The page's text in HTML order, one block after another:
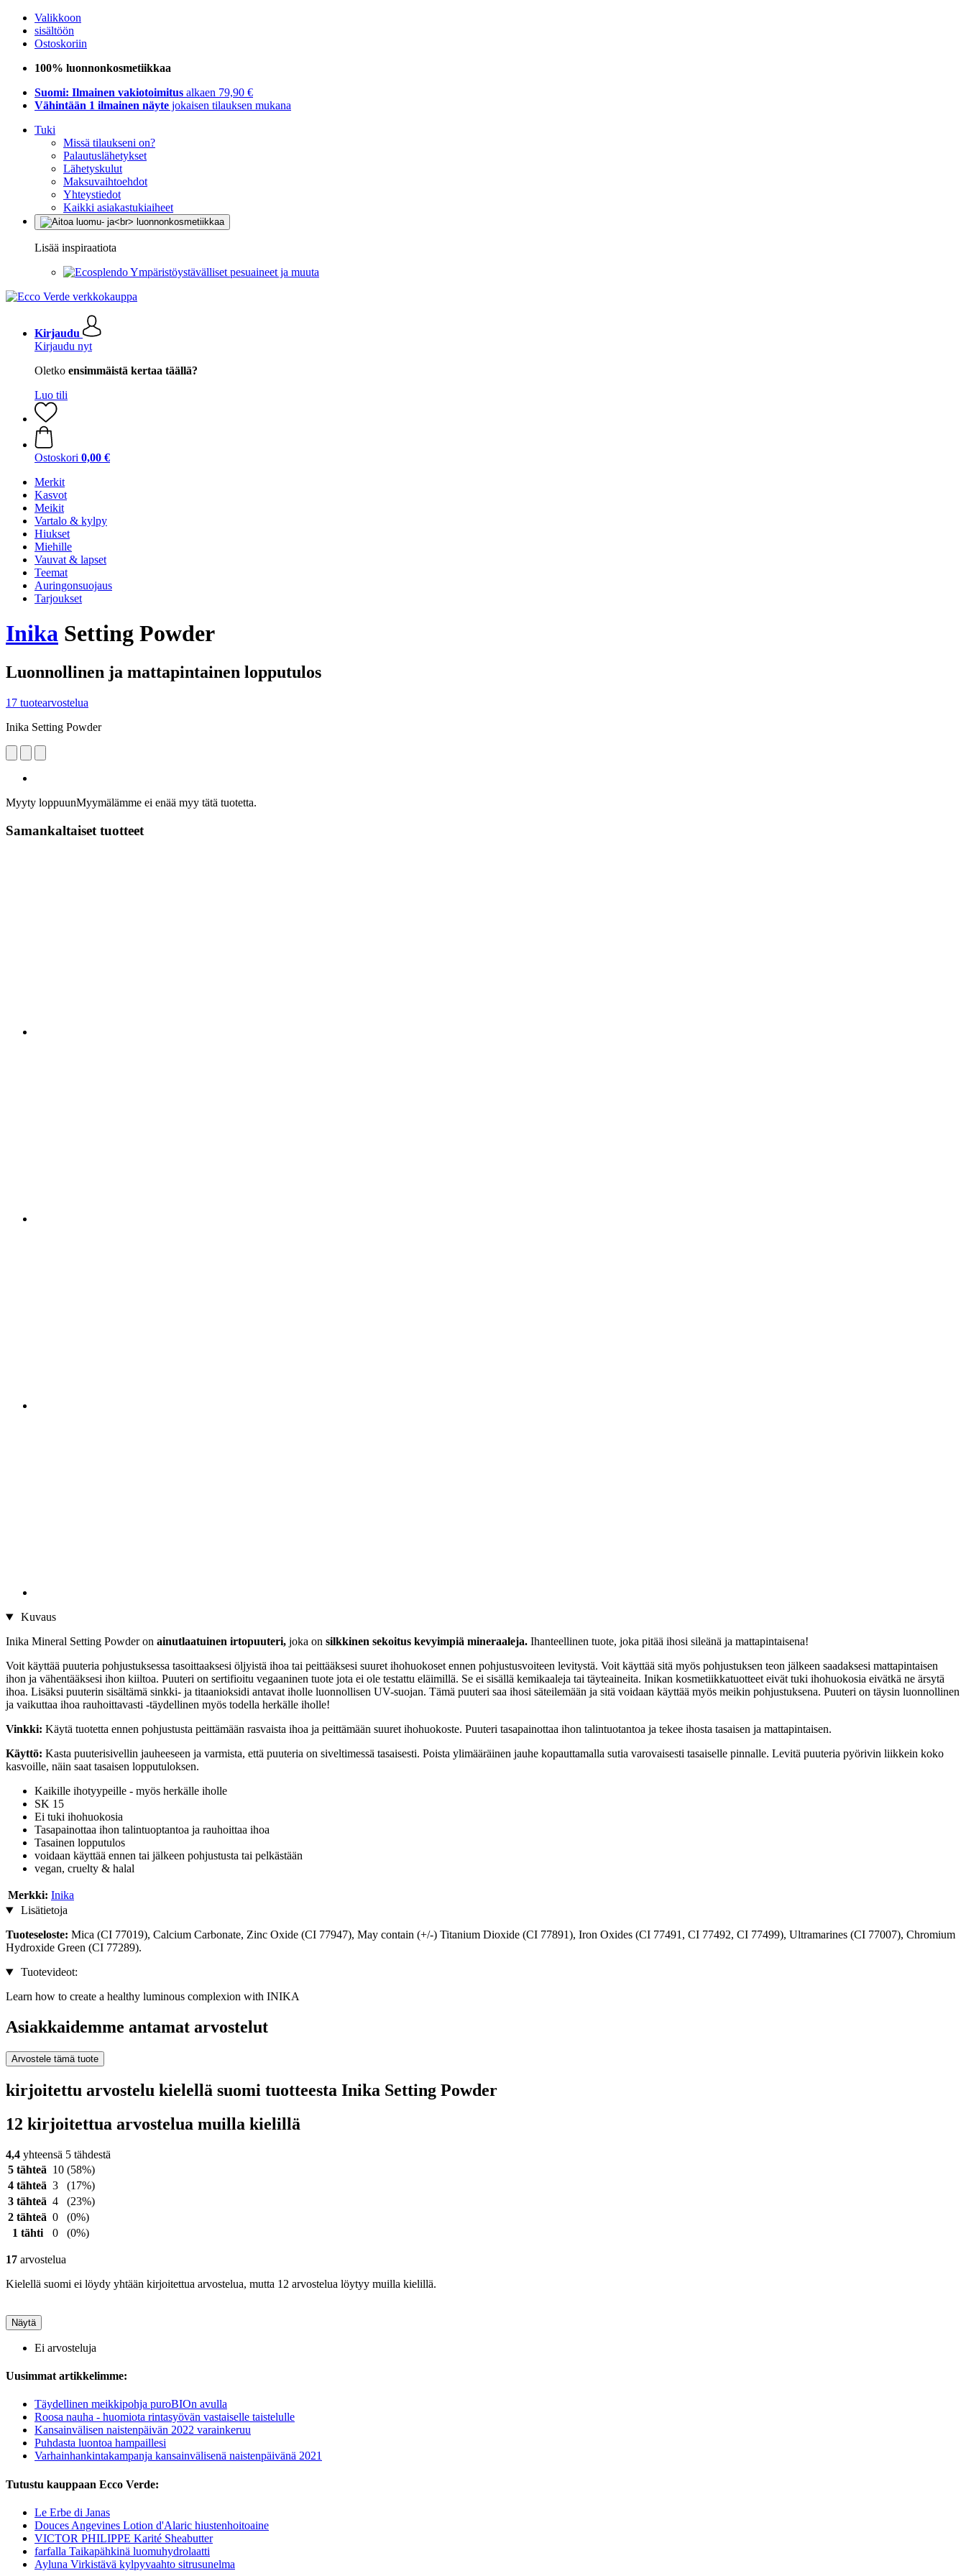
Valikkoon
sisältöön
Ostoskoriin
100% luonnonkosmetiikkaa
Suomi: Ilmainen vakiotoimitus alkaen 79,90 €
Vähintään 1 ilmainen näyte jokaisen tilauksen mukana
Tuki
Missä tilaukseni on?
Palautuslähetykset
Lähetyskulut
Maksuvaihtoehdot
Yhteystiedot
Kaikki asiakastukiaiheet
Lisää inspiraatiota
Ympäristöystävälliset pesuaineet ja muuta
Kirjaudu
Kirjaudu nyt
Oletko ensimmäistä kertaa täällä?
Luo tili
Ostoskori 0,00 €
Merkit
Kasvot
Meikit
Vartalo & kylpy
Hiukset
Miehille
Vauvat & lapset
Teemat
Auringonsuojaus
Tarjoukset
Inika Setting Powder
Luonnollinen ja mattapintainen lopputulos
17 tuotearvostelua
Inika Setting Powder
Myyty loppuunMyymälämme ei enää myy tätä tuotetta.
Samankaltaiset tuotteet
Kuvaus
Inika Mineral Setting Powder on ainutlaatuinen irtopuuteri, joka on silkkinen sekoitus kevyimpiä mineraaleja. Ihanteellinen tuote, joka pitää ihosi sileänä ja mattapintaisena!
Voit käyttää puuteria pohjustuksessa tasoittaaksesi öljyistä ihoa tai peittääksesi suuret ihohuokoset ennen pohjustusvoiteen levitystä. Voit käyttää sitä myös pohjustuksen teon jälkeen saadaksesi mattapintaisen
ihon ja vähentääksesi ihon kiiltoa. Puuteri on sertifioitu vegaaninen tuote jota ei ole testattu eläimillä. Se ei sisällä kemikaaleja tai täyteaineita. Inikan kosmetiikkatuotteet eivät tuki ihohuokosia eivätkä ne ärsytä
ihoa. Lisäksi puuterin sisältämä sinkki- ja titaanioksidi antavat iholle luonnollisen UV-suojan. Tämä puuteri saa ihosi säteilemään ja sitä voidaan käyttää myös meikin pohjustuksena. Puuteri on täysin luonnollinen
ja vaikuttaa ihoa rauhoittavasti -täydellinen myös todella herkälle iholle!
Vinkki: Käytä tuotetta ennen pohjustusta peittämään rasvaista ihoa ja peittämään suuret ihohuokoste. Puuteri tasapainottaa ihon talintuotantoa ja tekee ihosta tasaisen ja mattapintaisen.
Käyttö: Kasta puuterisivellin jauheeseen ja varmista, että puuteria on siveltimessä tasaisesti. Poista ylimääräinen jauhe kopauttamalla sutia varovaisesti tasaiselle pinnalle. Levitä puuteria pyörivin liikkein koko
kasvoille, näin saat tasaisen lopputuloksen.
Kaikille ihotyypeille - myös herkälle iholle
SK 15
Ei tuki ihohuokosia
Tasapainottaa ihon talintuoptantoa ja rauhoittaa ihoa
Tasainen lopputulos
voidaan käyttää ennen tai jälkeen pohjustusta tai pelkästään
vegan, cruelty & halal
Merkki: Inika
Lisätietoja
Tuoteseloste: Mica (CI 77019), Calcium Carbonate, Zinc Oxide (CI 77947), May contain (+/-) Titanium Dioxide (CI 77891), Iron Oxides (CI 77491, CI 77492, CI 77499), Ultramarines (CI 77007), Chromium
Hydroxide Green (CI 77289).
Tuotevideot:
Learn how to create a healthy luminous complexion with INIKA
Asiakkaidemme antamat arvostelut
Arvostele tämä tuote
kirjoitettu arvostelu kielellä suomi tuotteesta Inika Setting Powder
12 kirjoitettua arvostelua muilla kielillä
4,4 yhteensä 5 tähdestä
5 tähteä 10 (58%)
4 tähteä 3
(17%)
3 tähteä 4
(23%)
2 tähteä 0
(0%)
1 tähti
0 (0%)
17 arvostelua
Kielellä suomi ei löydy yhtään kirjoitettua arvostelua, mutta 12 arvostelua löytyy muilla kielillä.
Näytä
Ei arvosteluja
Uusimmat artikkelimme:
Täydellinen meikkipohja puroBIOn avulla
Roosa nauha - huomiota rintasyövän vastaiselle taistelulle
Kansainvälisen naistenpäivän 2022 varainkeruu
Puhdasta luontoa hampaillesi
Varhainhankintakampanja kansainvälisenä naistenpäivänä 2021
Tutustu kauppaan Ecco Verde:
Le Erbe di Janas
Douces Angevines Lotion d'Alaric hiustenhoitoaine
VICTOR PHILIPPE Karité Sheabutter
farfalla Taikapähkinä luomuhydrolaatti
Ayluna Virkistävä kylpyvaahto sitrusunelma